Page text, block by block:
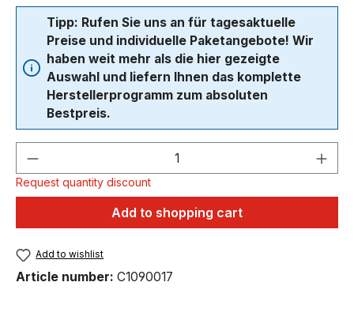
Tipp: Rufen Sie uns an für tagesaktuelle
Preise und individuelle Paketangebote! Wir
haben weit mehr als die hier gezeigte
Auswahl und liefern Ihnen das komplette
Herstellerprogramm zum absoluten
Bestpreis.
Product Quantity: Enter the desired
Request quantity discount
Add to shopping cart
Add to wishlist
Article number: C1090017